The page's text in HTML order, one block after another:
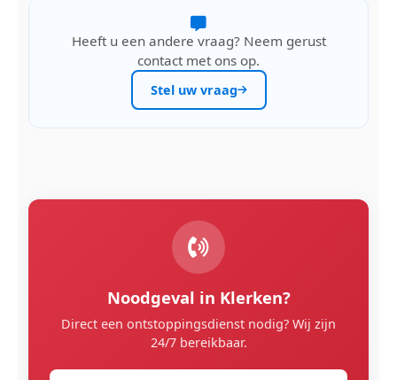
Heeft u een andere vraag? Neem gerust
contact met ons op.
Stel uw vraag
Noodgeval in Klerken?
Direct een ontstoppingsdienst nodig? Wij zijn
24/7 bereikbaar.